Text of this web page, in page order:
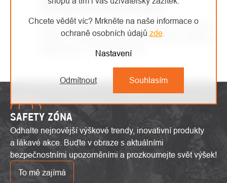
Chcete vědět víc? Mrkněte na naše informace o
ochraně osobních údajů zde.
Nastavení
Odmítnout Souhlasím
JEDNODUCHÉ VRÁCENÍ ZBOŽÍ
Vaše spokojenost je pro nás prioritou číslo jedna,
a proto se případné reklamace snažíme vyřídit co
nejrychleji a s maximální péčí.
SAFETY ZÓNA
Odhalte nejnovější výškové trendy, inovativní produkty
a lákavé akce. Buďte v obraze s aktuálními
bezpečnostními upozorněními a prozkoumejte svět výšek!
To mě zajímá